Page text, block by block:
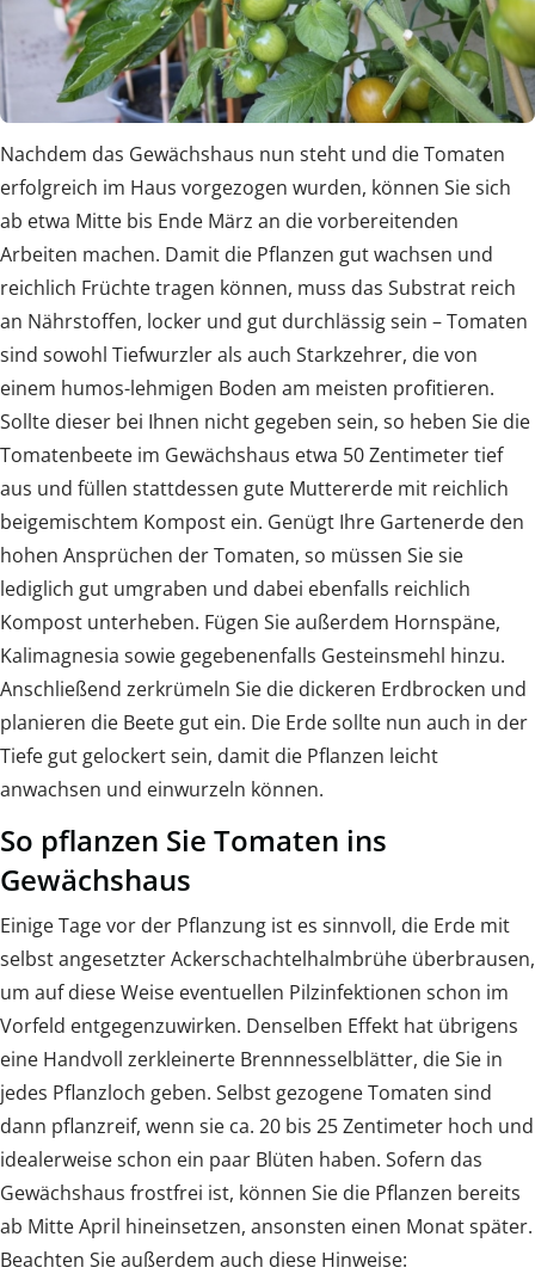
Nachdem das Gewächshaus nun steht und die Tomaten
erfolgreich im Haus vorgezogen wurden, können Sie sich
ab etwa Mitte bis Ende März an die vorbereitenden
Arbeiten machen. Damit die Pflanzen gut wachsen und
reichlich Früchte tragen können, muss das Substrat reich
an Nährstoffen, locker und gut durchlässig sein – Tomaten
sind sowohl Tiefwurzler als auch Starkzehrer, die von
einem humos-lehmigen Boden am meisten profitieren.
Sollte dieser bei Ihnen nicht gegeben sein, so heben Sie die
Tomatenbeete im Gewächshaus etwa 50 Zentimeter tief
aus und füllen stattdessen gute Muttererde mit reichlich
beigemischtem Kompost ein. Genügt Ihre Gartenerde den
hohen Ansprüchen der Tomaten, so müssen Sie sie
lediglich gut umgraben und dabei ebenfalls reichlich
Kompost unterheben. Fügen Sie außerdem Hornspäne,
Kalimagnesia sowie gegebenenfalls Gesteinsmehl hinzu.
Anschließend zerkrümeln Sie die dickeren Erdbrocken und
planieren die Beete gut ein. Die Erde sollte nun auch in der
Tiefe gut gelockert sein, damit die Pflanzen leicht
anwachsen und einwurzeln können.
So pflanzen Sie Tomaten ins
Gewächshaus
Einige Tage vor der Pflanzung ist es sinnvoll, die Erde mit
selbst angesetzter Ackerschachtelhalmbrühe überbrausen,
um auf diese Weise eventuellen Pilzinfektionen schon im
Vorfeld entgegenzuwirken. Denselben Effekt hat übrigens
eine Handvoll zerkleinerte Brennnesselblätter, die Sie in
jedes Pflanzloch geben. Selbst gezogene Tomaten sind
dann pflanzreif, wenn sie ca. 20 bis 25 Zentimeter hoch und
idealerweise schon ein paar Blüten haben. Sofern das
Gewächshaus frostfrei ist, können Sie die Pflanzen bereits
ab Mitte April hineinsetzen, ansonsten einen Monat später.
Beachten Sie außerdem auch diese Hinweise: